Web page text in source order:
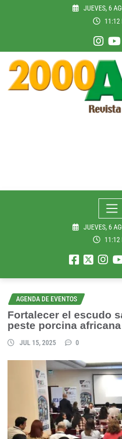
JUEVES, 6
11:12
JUEVES, 6
11:12
AGENDA DE EVENTOS
Fortalecer el escudo
peste porcina
JUL 15, 2025 0